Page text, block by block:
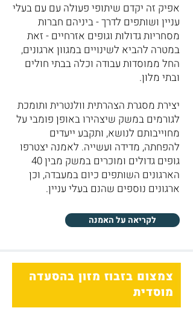
אפיק זה יקדם שיתופי פעולה עם עם בעלי
עניין ושותפים לדרך - ביניהם חברות
מסחריות גדולות וגופים אזרחיים - זאת
במטרה להביא לשינויים במגוון ארגונים,
החל ממוסדות עבודה וכלה בבתי חולים
ובתי מלון.
יצירת מסגרת הצהרתית וולנטרית ותומכת
לגורמים במשק שיצהירו באופן פומבי על
מחוייבותם לנושא, ותקבע ייעדים
להפחתה, מדידה ועשייה. לאמנה יצטרפו
גופים גדולים ומוכרים במשק מבין 40
הארגונים השותפים כיום במעבדה, וכן
ארגונים נוספים שהנם בעלי עניין.
לקריאה על האמנה
צמצום בזבוז מזון בהסעדה
מוסדית